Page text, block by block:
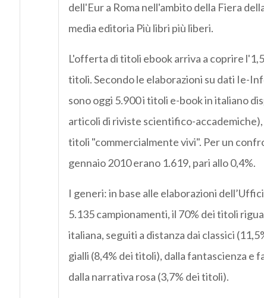
dell'Eur a Roma nell'ambito della Fiera
media editoria Più libri più liberi.
L'offerta di titoli ebook arriva a coprire
titoli. Secondo le elaborazioni su dati Ie-
sono oggi 5.900 i titoli e-book in italiano
articoli di riviste scientifico-accademiche),
titoli "commercialmente vivi". Per un
gennaio 2010 erano 1.619, pari allo 0,4%.
I generi: in base alle elaborazioni
5.135 campionamenti, il 70% dei titoli
italiana, seguiti a distanza dai classici
gialli (8,4% dei titoli), dalla fantascienza e
dalla narrativa rosa (3,7% dei titoli).